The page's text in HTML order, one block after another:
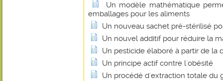
Un modèle mathématique
emballages pour les aliments
Un nouveau sachet pré-stérilisé
Un nouvel additif pour réduire la
Un pesticide élaboré à partir de la
Un principe actif contre l'obésité
Un procédé d'extraction totale du